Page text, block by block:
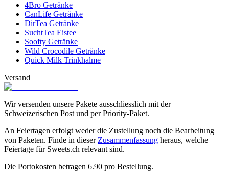
4Bro Getränke
CanLife Getränke
DirTea Getränke
SuchtTea Eistee
Soofty Getränke
Wild Crocodile Getränke
Quick Milk Trinkhalme
Versand
Wir versenden unsere Pakete ausschliesslich mit der
Schweizerischen Post und per Priority-Paket.
An Feiertagen erfolgt weder die Zustellung noch die Bearbeitung
von Paketen. Finde in dieser Zusammenfassung heraus, welche
Feiertage für Sweets.ch relevant sind.
Die Portokosten betragen 6.90 pro Bestellung.